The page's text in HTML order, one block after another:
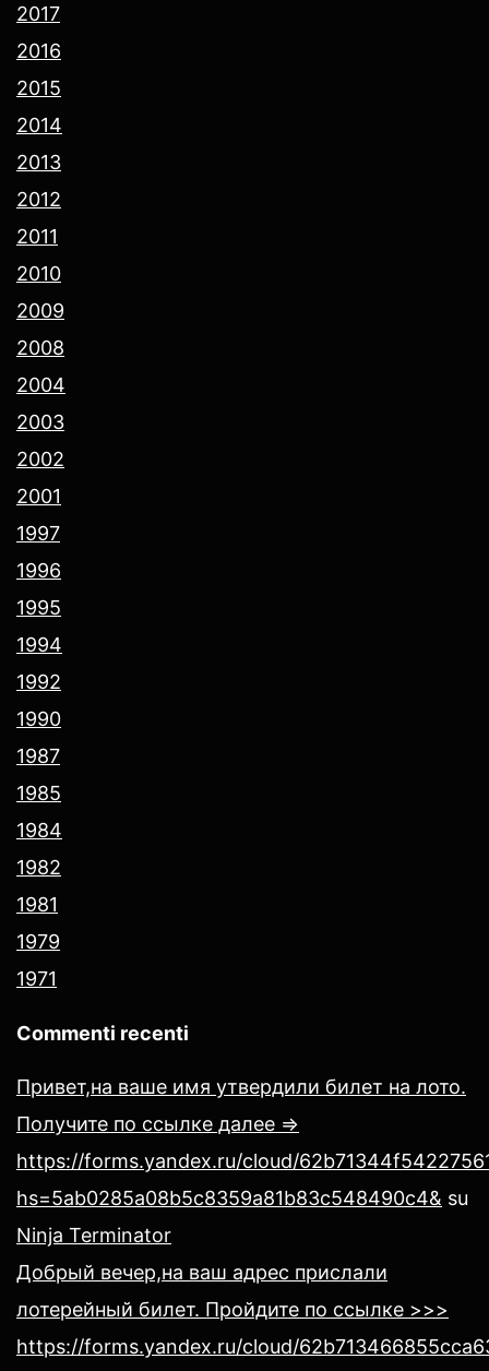
2017
2016
2015
2014
2013
2012
2011
2010
2009
2008
2004
2003
2002
2001
1997
1996
1995
1994
1992
1990
1987
1985
1984
1982
1981
1979
1971
Commenti recenti
Привет,на ваше имя утвердили билет на лото.
Получите по ссылке далее =>
https://forms.yandex.ru/cloud/
hs=5ab0285a08b5c8359a81b83c548490c4& su
Ninja Terminator
Добрый вечер,на ваш адрес прислали
лотерейный билет. Пройдите по ссылке >>>
https://forms.yandex.ru/cloud/